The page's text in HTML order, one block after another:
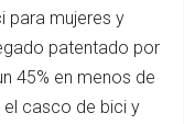
para mujeres y
patentado por
45% en menos de
el casco de bici y